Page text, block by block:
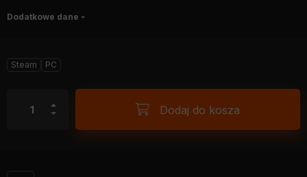
Dodatkowe dane
Steam PC
Dodaj do kosza